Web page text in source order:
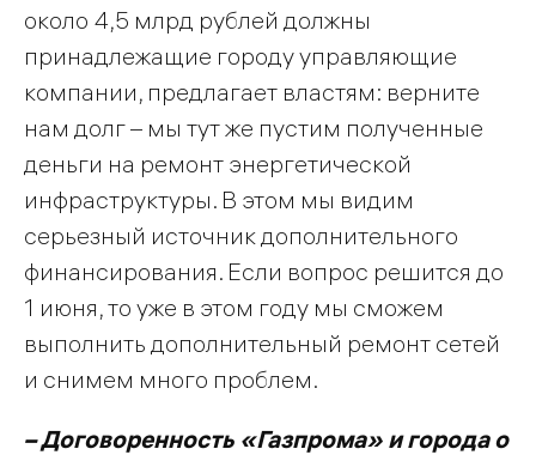
около 4,5 млрд рублей должны
принадлежащие городу управляющие
компании, предлагает властям: верните
нам долг – мы тут же пустим полученные
деньги на ремонт энергетической
инфраструктуры. В этом мы видим
серьезный источник дополнительного
финансирования. Если вопрос решится до
1 июня, то уже в этом году мы сможем
выполнить дополнительный ремонт сетей
и снимем много проблем.
– Договоренность «Газпрома» и города о